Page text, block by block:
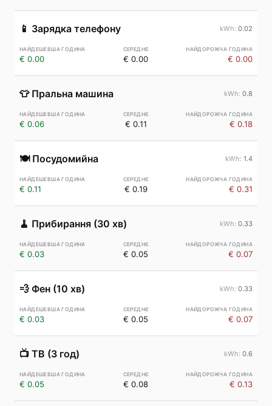
📱 Зарядка телефону 0.02
€ 0.00 € 0.00 € 0.00
👕 Пральна машина 0.8
€ 0.06 € 0.11 € 0.18
🍽️ Посудомийна 1.4
€ 0.11 € 0.19 € 0.31
🧹 Прибирання (30 хв) 0.33
€ 0.03 € 0.05 € 0.07
💨 Фен (10 хв) 0.33
€ 0.03 € 0.05 € 0.07
📺 ТВ (3 год) 0.6
€ 0.05 € 0.08 € 0.13